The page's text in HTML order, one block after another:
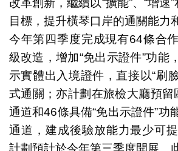
改革創新，繼續以“擴能”、“增速
目標，提升橫琴口岸的通關能力
今年第四季度完成現有64條合
級改造，增加“免出示證件”功能
示實體出入境證件，直接以“刷
式通關；亦計劃在旅檢大廳預留
通道和46條具備“免出示證件”功
通道，建成後驗放能力最少可
計劃預計於今年第三季度開展。